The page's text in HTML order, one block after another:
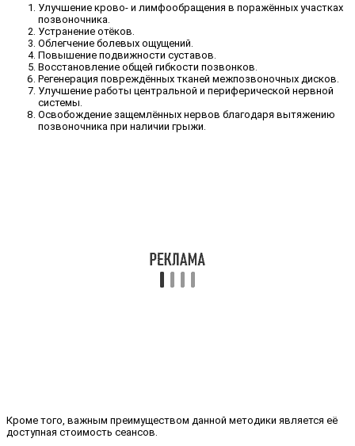
Улучшение крово- и лимфообращения в поражённых участках
позвоночника.
Устранение отёков.
Облегчение болевых ощущений.
Повышение подвижности суставов.
Восстановление общей гибкости позвонков.
Регенерация повреждённых тканей межпозвоночных дисков.
Улучшение работы центральной и периферической нервной
системы.
Освобождение защемлённых нервов благодаря вытяжению
позвоночника при наличии грыжи.
Кроме того, важным преимуществом данной методики является её
доступная стоимость сеансов.